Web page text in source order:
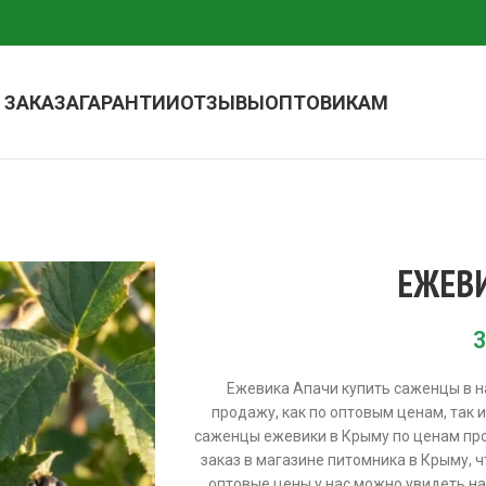
ГАРАНТИИОТЗЫВЫОПТОВИКАМ
Ежевика Апачи купить саженцы в
продажу, как по оптовым ценам, так
саженцы ежевики в Крыму по ценам
заказ в магазине питомника в Крыму,